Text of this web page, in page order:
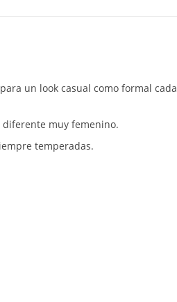
un look casual como formal cada
diferente muy femenino.
temperadas.